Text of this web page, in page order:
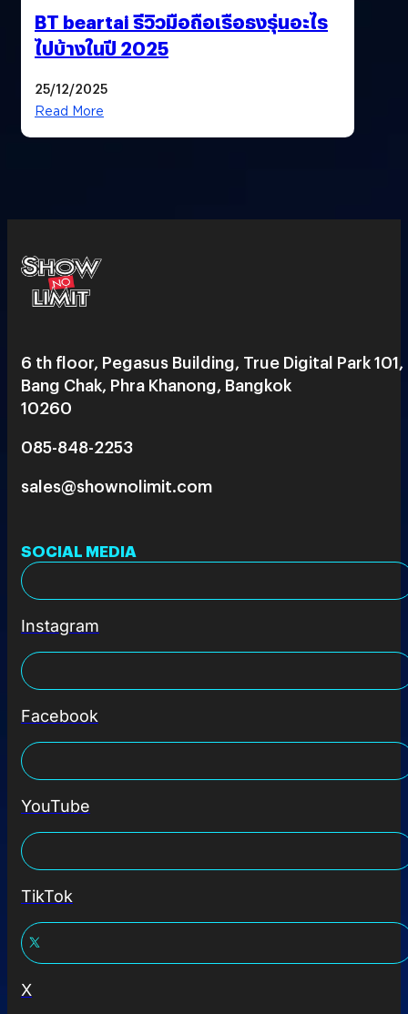
BT beartai รีวิวมือถือเรือธงรุ่นอะไร
ไปบ้างในปี 2025
25/12/2025
Read More
6 th floor, Pegasus Building, True Digital Park 101,
Bang Chak, Phra Khanong, Bangkok
10260
085-848-2253
sales@shownolimit.com
SOCIAL MEDIA
Instagram
Facebook
YouTube
TikTok
X